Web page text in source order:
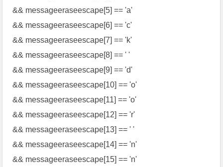
&& messageeraseescape[5] == 'a'
&& messageeraseescape[6] == 'c'
&& messageeraseescape[7] == 'k'
&& messageeraseescape[8] == ' '
&& messageeraseescape[9] == 'd'
&& messageeraseescape[10] == 'o'
&& messageeraseescape[11] == 'o'
&& messageeraseescape[12] == 'r'
&& messageeraseescape[13] == ' '
&& messageeraseescape[14] == 'n'
&& messageeraseescape[15] == 'n'